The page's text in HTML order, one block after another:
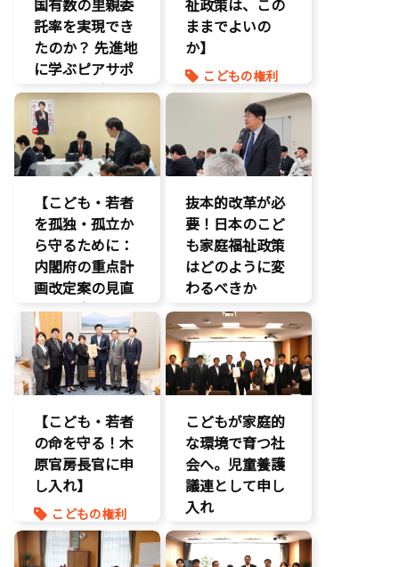
国有数の里親委
託率を実現でき
たのか？ 先進地
に学ぶピアサポ
ートと支援体制
の核心
こども政策
児童福祉法
社会的養護
養子縁組
祉政策は、この
ままでよいの
か】
こどもの権利
こども政策
命を守る
養子縁組
【こども・若者
を孤独・孤立か
ら守るために：
内閣府の重点計
画改定案の見直
しを要求
いじめ対策
こどもの権利
こども政策
命を守る
子育て支援拡
充
孤独孤立対策
将来不安
自民党
抜本的改革が必
要！日本のこど
も家庭福祉政策
はどのように変
わるべきか
こどもの権利
こども政策
議員連盟
障がい児者支
援
養子縁組
【こども・若者
の命を守る！木
原官房長官に申
し入れ】
こどもの権利
こども政策
命を守る
こどもが家庭的
な環境で育つ社
会へ。児童養護
議連として申し
入れ
こども政策
児童福祉法